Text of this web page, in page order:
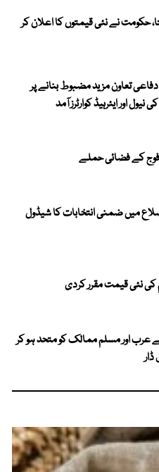
حکومت نے نئی قیمتوں کا اعلان کر
تعاون مزید مضبوط بنانے پر
نیول اور ایئرہیڈ کوارٹرز آمد
فوج کے فضائی حملے
کمیشن نے 6 اضلاع میں ضمنی انتخابات کا شیڈول
نئی قیمت مقرر کردی
عرب اور مسلم ممالک کو متحد ہو کر
ڈار